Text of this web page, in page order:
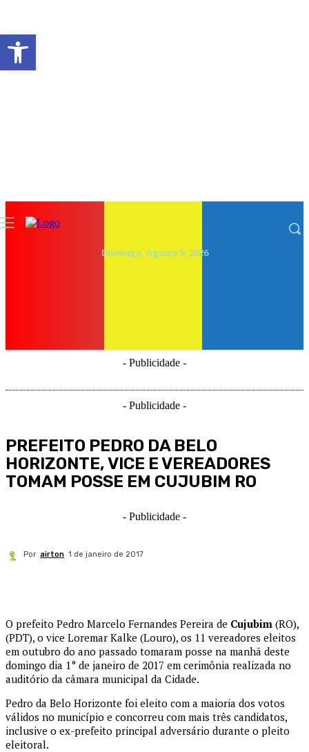
Domingo, Agosto 9, 2026
- Publicidade -
- Publicidade -
PREFEITO PEDRO DA BELO
HORIZONTE, VICE E VEREADORES
TOMAM POSSE EM CUJUBIM RO
- Publicidade -
Por airton 1 de janeiro de 2017
O prefeito Pedro Marcelo Fernandes Pereira de Cujubim (RO),
(PDT), o vice Loremar Kalke (Louro), os 11 vereadores eleitos
em outubro do ano passado tomaram posse na manhã deste
domingo dia 1° de janeiro de 2017 em cerimônia realizada no
auditório da câmara municipal da Cidade.
Pedro da Belo Horizonte foi eleito com a maioria dos votos
válidos no município e concorreu com mais três candidatos,
inclusive o ex-prefeito principal adversário durante o pleito
eleitoral.
Abrir a barra de ferramentas